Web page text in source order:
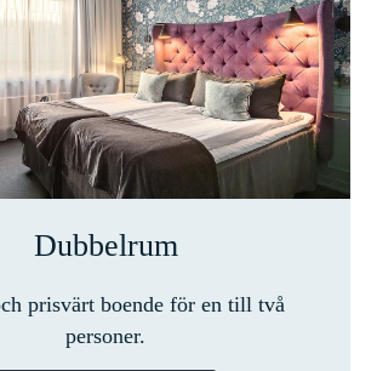
Dubbelrum
prisvärt boende för en till två
personer.